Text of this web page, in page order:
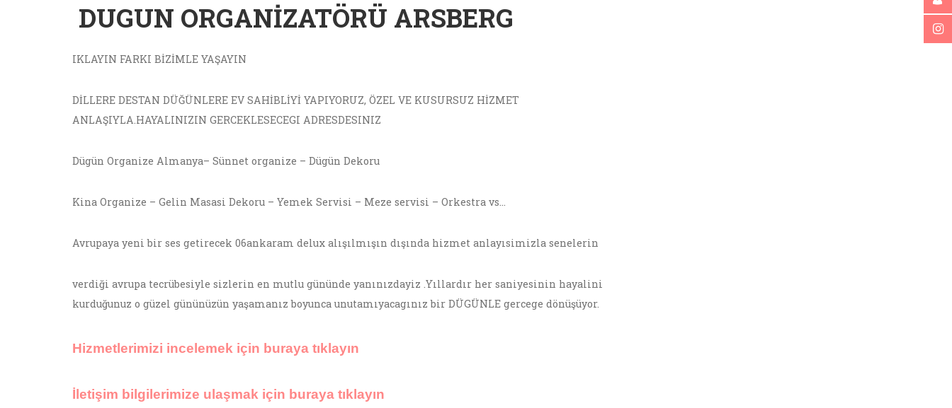
DUGUN ORGANIZATÖRÜ ARSBERG
IKLAYIN FARKI BİZİMLE YAŞAYIN
DİLLERE DESTAN DÜĞÜNLERE EV SAHİBLİYİ YAPIYORUZ, ÖZEL VE KUSURSUZ HİZMET
ANLAŞIYLA.HAYALINIZIN GERCEKLESECEGI ADRESDESINIZ
Dügün Organize Almanya– Sünnet organize – Dügün Dekoru
Kina Organize – Gelin Masasi Dekoru – Yemek Servisi – Meze servisi – Orkestra vs…
Avrupaya yeni bir ses getirecek 06ankaram delux alışılmışın dışında hizmet anlayısimizla senelerin
verdiği avrupa tecrübesiyle sizlerin en mutlu gününde yanınızdayiz .Yıllardır her saniyesinin hayalini
kurduğunuz o güzel gününüzün yaşamanız boyunca unutamıyacagınız bir DÜGÜNLE gercege dönüşüyor.
Hizmetlerimizi incelemek için buraya tıklayın
İletişim bilgilerimize ulaşmak için buraya tıklayın